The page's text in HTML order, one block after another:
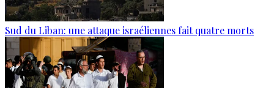
Sud du Liban: une attaque israéliennes fait quatre morts